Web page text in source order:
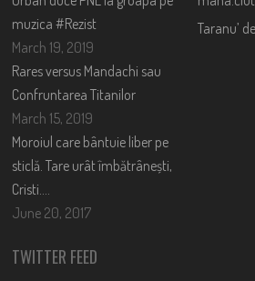
muzica #Rezist
March 19, 2019
Rares versus Mandachi sau
Confruntarea Titanilor
March 15, 2019
Moroiul care bântuie liber pe
sticlă. Tare urât îmbătrânești,
Cristi….
June 20, 2017
Taranu’
TWITTER FEED